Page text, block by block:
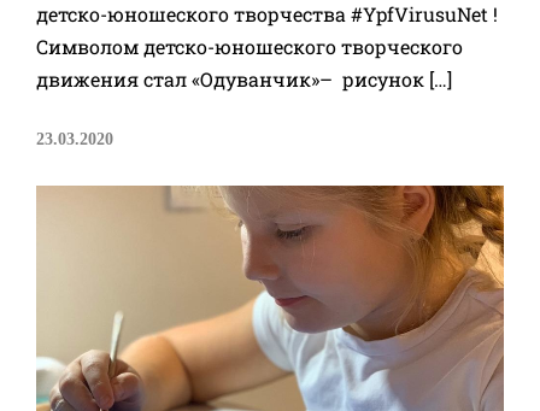
детско-юношеского творчества #YpfVirusuNet !
Символом детско-юношеского творческого
движения стал «Одуванчик»– рисунок […]
23.03.2020